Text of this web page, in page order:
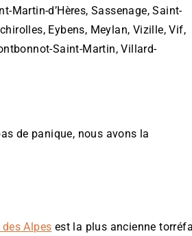
Martin-d’Hères, Sassenage, Saint-
Eybens, Meylan, Vizille, Vif,
Saint-Martin, Villard-
de panique, nous avons la
Alpes est la plus ancienne